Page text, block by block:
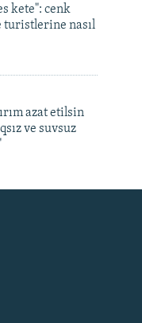
kete": cenk
turistlerine nasıl
azat etilsin
ve suvsuz